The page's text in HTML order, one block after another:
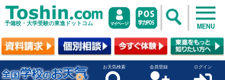
予備校・大学受験の東進ドットコム MENU
お天気検索 会員登録 ログイン